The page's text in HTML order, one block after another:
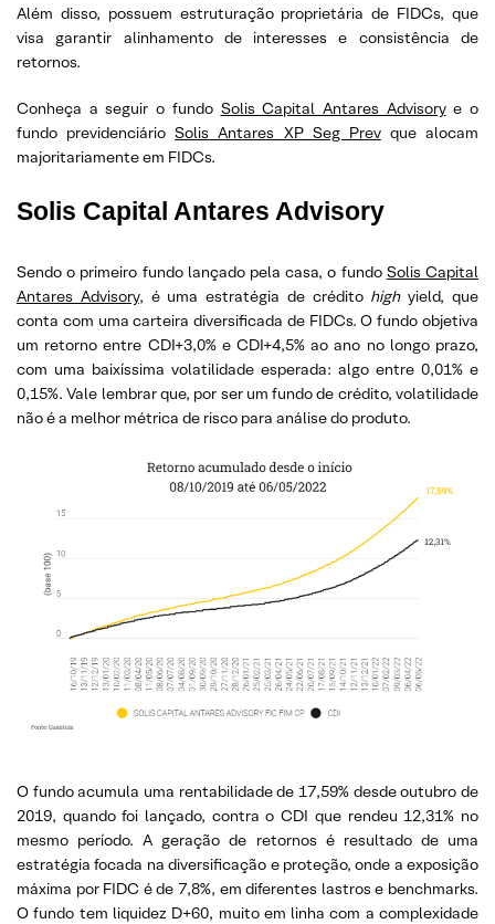
Além disso, possuem estruturação proprietária de FIDCs, que
visa garantir alinhamento de interesses e consistência de
retornos.
Conheça a seguir o fundo Solis Capital Antares Advisorye o
fundo previdenciárioSolis Antares XP Seg Prevque alocam
majoritariamente em FIDCs.
Solis Capital Antares Advisory
Sendo o primeiro fundo lançado pela casa, o fundo Solis Capital
Antares Advisory, é uma estratégia de crédito highyield, que
conta com uma carteira diversificada de FIDCs. O fundo objetiva
um retorno entre CDI+3,0% e CDI+4,5% ao ano no longo prazo,
com uma baixíssima volatilidade esperada: algo entre 0,01% e
0,15%. Vale lembrar que, por ser um fundo de crédito, volatilidade
não é a melhor métrica de risco para análise do produto.
O fundo acumula uma rentabilidade de 17,59% desde outubro de
2019, quando foi lançado, contra o CDI que rendeu 12,31% no
mesmo período. A geração de retornos é resultado de uma
estratégia focada na diversificação e proteção, onde a exposição
máxima por FIDC é de 7,8%, em diferentes lastros e benchmarks.
O fundo tem liquidez D+60, muito em linha com a complexidade